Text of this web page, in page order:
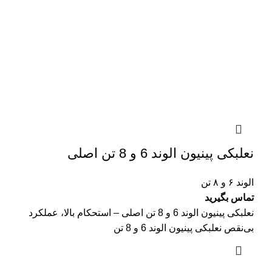
نعلبکی پینیون الوند 6 و 8 تن اصلی
الوند ۶ و ۸ تن
تماس بگیرید
نعلبکی پینیون الوند 6 و 8 تن اصلی – استحکام بالا، عملکرد
بی‌نقص نعلبکی پینیون الوند 6 و 8 تن